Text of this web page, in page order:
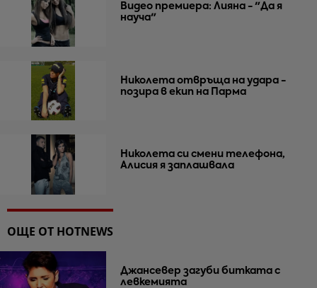
Видео премиера: Лияна - "Да я
науча"
Николета отвръща на удара -
позира в екип на Парма
Николета си смени телефона,
Алисия я заплашвала
ОЩЕ ОТ HOTNEWS
Джансевер загуби битката с
левкемията